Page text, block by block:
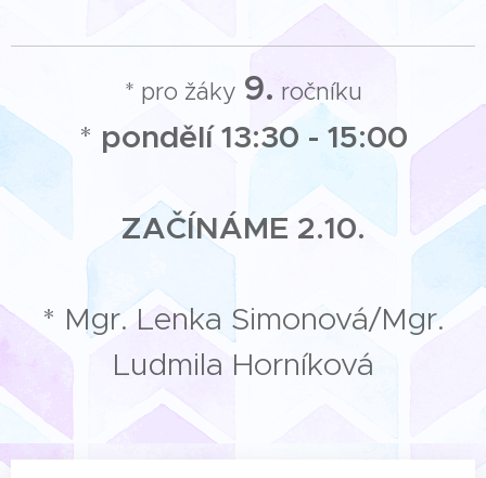
* pro žáky 9. ročníku
* pondělí13:30 - 15:00
ZAČÍNÁME 2.10.
* Mgr. Lenka Simonová/Mgr.
Ludmila Horníková